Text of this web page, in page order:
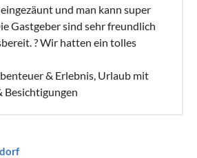
und man kann super
Gastgeber sind sehr freundlich
? Wir hatten ein tolles
& Erlebnis, Urlaub mit
Besichtigungen